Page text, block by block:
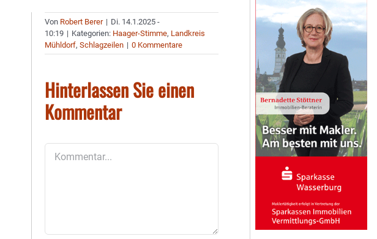
Von Robert Berer | Di. 14.1.2025 -
10:19 | Kategorien: Haager-Stimme, Landkreis
Mühldorf,Schlagzeilen | 0 Kommentare
Hinterlassen Sie einen
Kommentar